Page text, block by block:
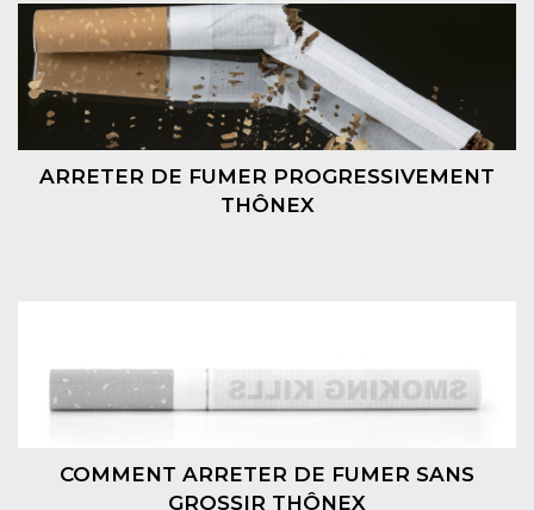
ARRETER DE FUMER PROGRESSIVEMENT
THÔNEX
COMMENT ARRETER DE FUMER SANS
GROSSIR THÔNEX